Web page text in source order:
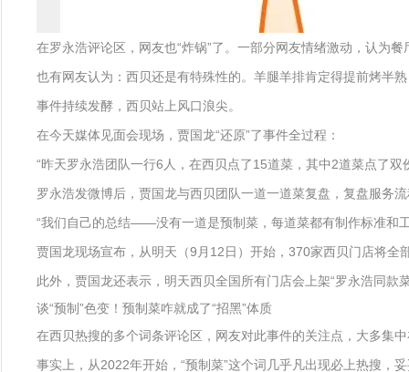
在罗永浩评论区，网友也“炸锅”了。一部分网友情绪激动，认为
也有网友认为：西贝还是有特殊性的。羊腿羊排肯定得提前烤半
事件持续发酵，西贝站上风口浪尖。
在今天媒体见面会现场，贾国龙“还原”了事件全过程：
“昨天罗永浩团队一行6人，在西贝点了15道菜，其中2道菜点了
罗永浩发微博后，贾国龙与西贝团队一道一道菜复盘，复盘服务
“我们自己的总结——没有一道是预制菜，每道菜都有制作标准和
贾国龙现场宣布，从明天（9月12日）开始，370家西贝门店将全
此外，贾国龙还表示，明天西贝全国所有门店会上架“罗永浩同款
谈“预制”色变！预制菜咋就成了“招黑”体质
在西贝热搜的多个词条评论区，网友对此事件的关注点，大多集中
事实上，从2022年开始，“预制菜”这个词几乎凡出现必上热搜，